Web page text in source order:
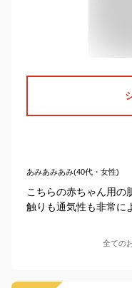
あみあみあみ(40代・女性)
こちらの赤ちゃん用の
触りも通気性も非常に
全ての